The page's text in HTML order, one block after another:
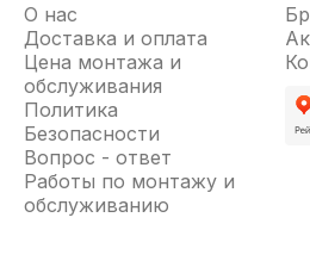
кондиционером как при
дистанционного управления
реального времени, так и
мобильного приложения и
помощников, благодаря
Wi-Fi*.
Ионизация Cold Plasma,
ступенчатым фильтром
О нас
Доставка и оплата
Цена монтажа и
обслуживания
Политика
Безопасности
Вопрос - ответ
Работы по монтажу и
обслуживанию